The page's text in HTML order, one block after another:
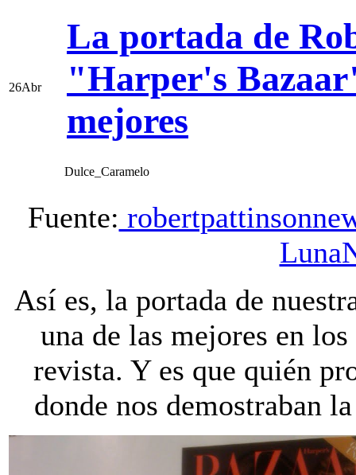
26Abr
La portada de
"Harper's
mejores
Dulce_Caramelo
Fuente:
Así es, la portada de
una de las mejores en
revista. Y es que quién
donde nos demostraban